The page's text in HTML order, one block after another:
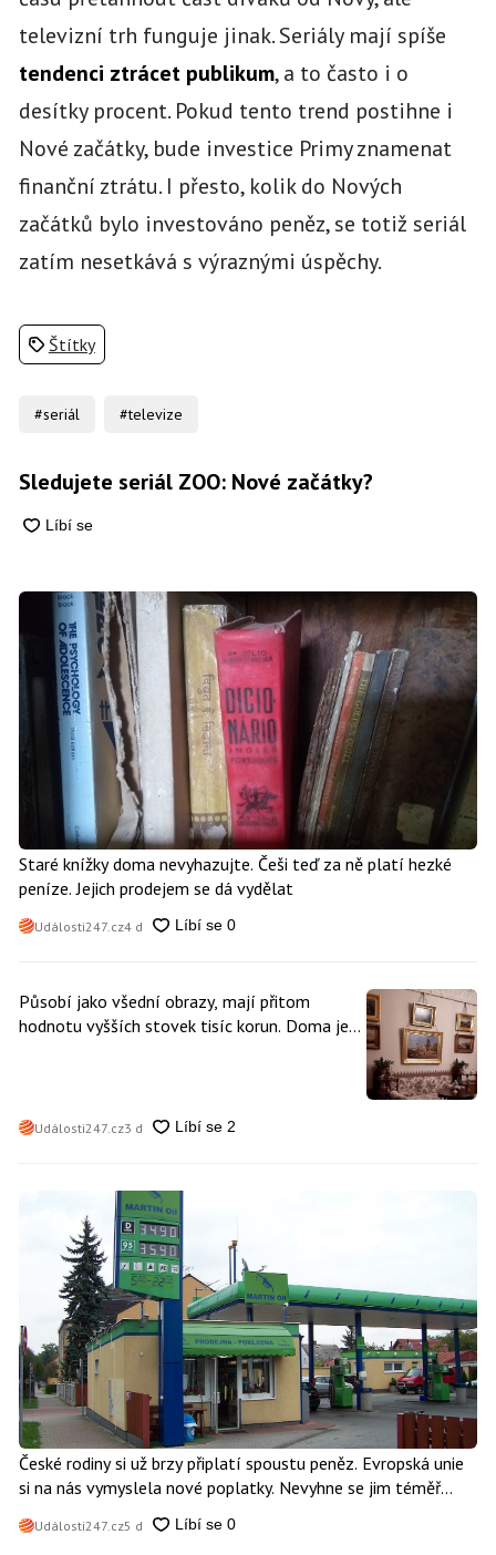
televizní trh funguje jinak. Seriály mají spíše
tendenci ztrácet publikum, a to často i o
desítky procent. Pokud tento trend postihne i
Nové začátky, bude investice Primy znamenat
finanční ztrátu. I přesto, kolik do Nových
začátků bylo investováno peněz, se totiž seriál
zatím nesetkává s výraznými úspěchy.
Štítky
#seriál #televize
Sledujete seriál ZOO: Nové začátky?
Staré knížky doma nevyhazujte. Češi teď za ně platí hezké
peníze. Jejich prodejem se dá vydělat
Události247.cz4 d
Působí jako všední obrazy, mají přitom
hodnotu vyšších stovek tisíc korun. Doma je
Události247.cz3 d
České rodiny si už brzy připlatí spoustu peněz. Evropská unie
si na nás vymyslela nové poplatky. Nevyhne se jim téměř
Události247.cz5 d